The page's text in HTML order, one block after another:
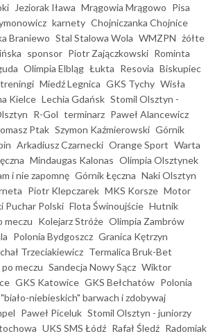
Jeziorak Iława Mrągowia Mrągowo Pisa
karnety Chojniczanka Chojnice
Braniewo Stal Stalowa Wola WMZPN żółte
sponsor Piotr Zajączkowski Rominta
Olimpia Elbląg Łukta Resovia Biskupiec
treningi Miedź Legnica GKS Tychy Wisła
Kielce Lechia Gdańsk Stomil Olsztyn -
R-Gol terminarz Paweł Alancewicz
Ptak Szymon Kaźmierowski Górnik
Arkadiusz Czarnecki Orange Sport Warta
Mindaugas Kalonas Olimpia Olsztynek
i nie zapomnę Górnik Łęczna Naki Olsztyn
Piotr Klepczarek MKS Korsze Motor
Puchar Polski Flota Świnoujście Hutnik
meczu Kolejarz Stróże Olimpia Zambrów
Polonia Bydgoszcz Granica Kętrzyn
Trzeciakiewicz Termalica Bruk-Bet
meczu Sandecja Nowy Sącz Wiktor
GKS Katowice GKS Bełchatów Polonia
niebieskich" barwach i zdobywaj
Paweł Piceluk Stomil Olsztyn - juniorzy
UKS SMS Łódź Rafał Śledź Radomiak